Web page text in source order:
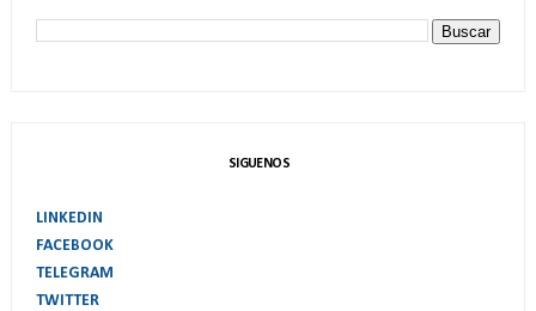
SIGUENOS
LINKEDIN
FACEBOOK
TELEGRAM
TWITTER